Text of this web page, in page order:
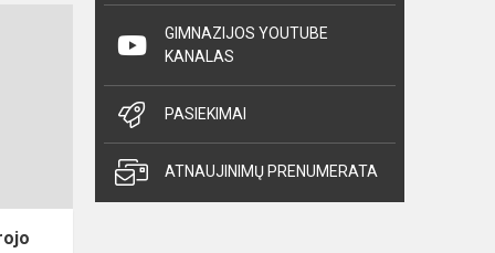
priėmimo
datos
pirmosios
GIMNAZIJOS YOUTUBE
KANALAS
PASIEKIMAI
ATNAUJINIMŲ PRENUMERATA